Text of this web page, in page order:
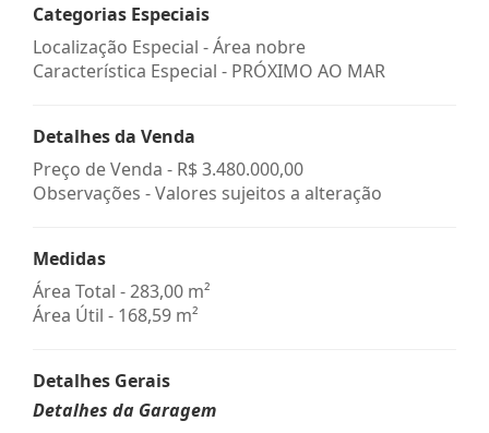
Categorias Especiais
Localização Especial - Área nobre
Característica Especial - PRÓXIMO AO MAR
Detalhes da Venda
Preço de Venda - R$ 3.480.000,00
Observações - Valores sujeitos a alteração
Medidas
Área Total - 283,00 m²
Área Útil - 168,59 m²
Detalhes Gerais
Detalhes da Garagem